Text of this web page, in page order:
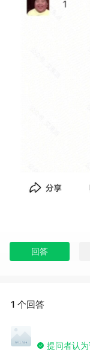
回答
1 个回答
提问者认